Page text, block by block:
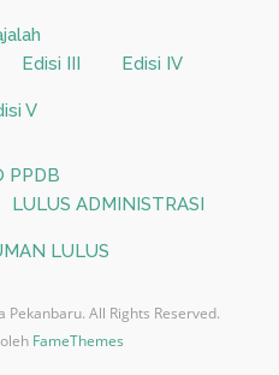
Edisi III Edisi IV
V
PPDB
LULUS ADMINISTRASI
LULUS
All Rights Reserved.
FameThemes